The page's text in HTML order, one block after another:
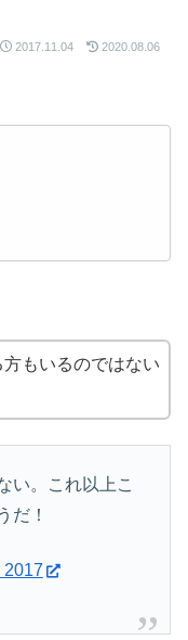
2017.11.04 2020.08.06
もいるのではない
い。これ以上こ
だ！
2017